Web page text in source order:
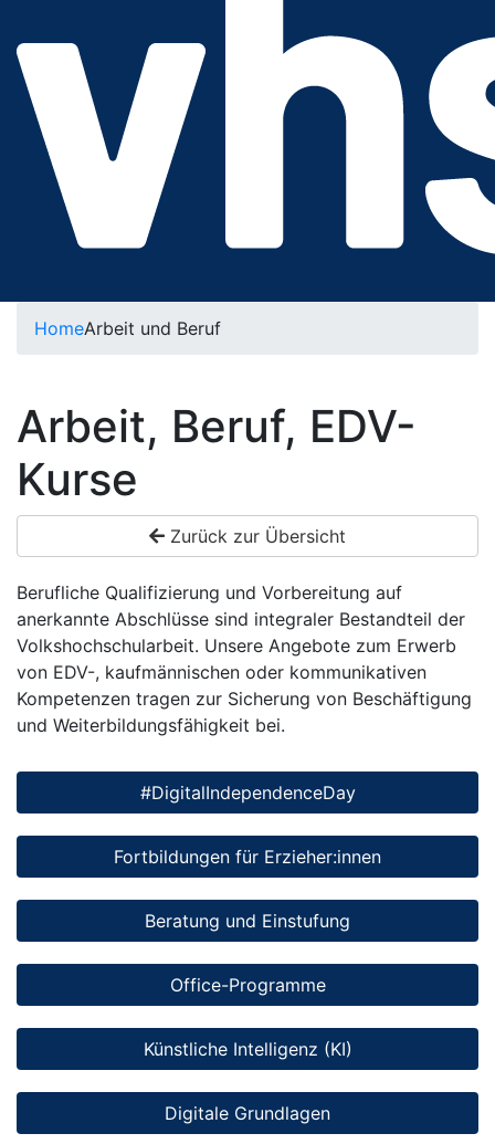
HomeArbeit und Beruf
Arbeit, Beruf, EDV-
Kurse
Zurück zur Übersicht
Berufliche Qualifizierung und Vorbereitung auf
anerkannte Abschlüsse sind integraler Bestandteil der
Volkshochschularbeit. Unsere Angebote zum Erwerb
von EDV-, kaufmännischen oder kommunikativen
Kompetenzen tragen zur Sicherung von Beschäftigung
und Weiterbildungsfähigkeit bei.
#DigitalIndependenceDay
Fortbildungen für Erzieher:innen
Beratung und Einstufung
Office-Programme
Künstliche Intelligenz (KI)
Digitale Grundlagen